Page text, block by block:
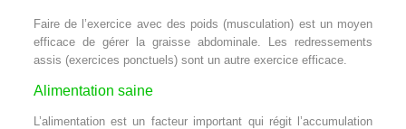
Faire de l’exercice avec des poids (musculation) est un moyen
efficace de gérer la graisse abdominale. Les redressements
assis (exercices ponctuels) sont un autre exercice efficace.
Alimentation saine
L’alimentation est un facteur important qui régit l’accumulation